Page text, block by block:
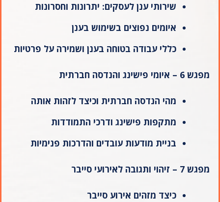
שירותי ענן לעסקים: יתרונות וחסרונות
איומים נפוצים בשימוש בענן
כללי עבודה בטוחה בענן ושמירה על פרטיות
מפגש 6 – איומי פישינג והנדסה חברתית
מהי הנדסה חברתית וכיצד לזהות אותה
מתקפות פישינג ודרכי התמודדות
בניית מודעות עובדים והדרכות פנימיות
מפגש 7 – זיהוי ותגובה לאירועי סייבר
כיצד מזהים אירוע סייבר